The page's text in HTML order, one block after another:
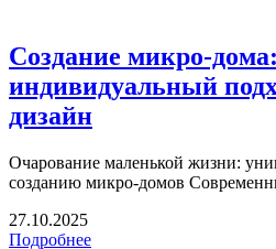
Создание микро-дома:
индивидуальный
дизайн
Очарование маленькой жизни:
созданию микро-домов
27.10.2025
Подробнее